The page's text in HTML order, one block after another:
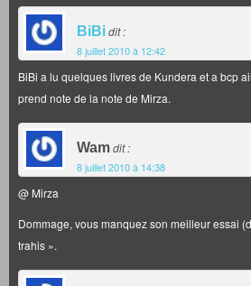
BiBidit :
8 juillet 2010 à 12:42
BiBi a lu quelques livres de Kundera et a bcp
prend note de la note de Mirza.
Wamdit :
8 juillet 2010 à 14:38
@ Mirza
Dommage, vous manquez son meilleur essai
trahis ».